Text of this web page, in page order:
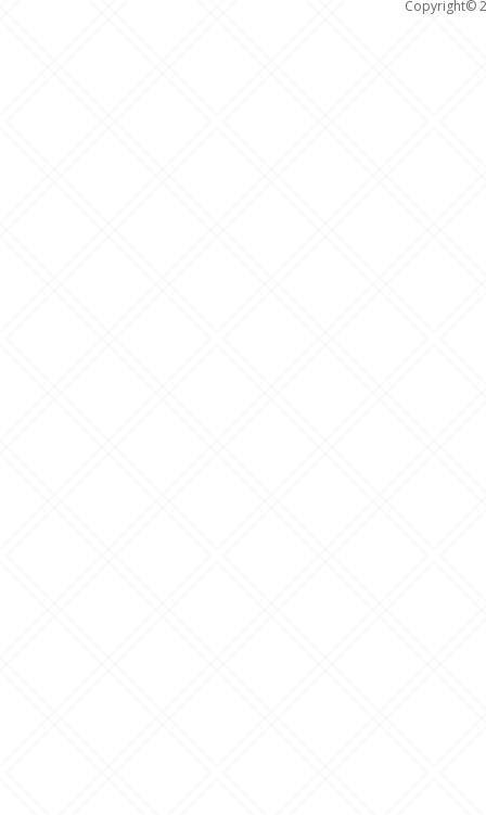
Copyright©